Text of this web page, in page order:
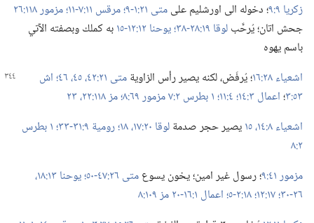
زكريا ٩:‏٩
‏؛‏ دخوله الى اورشليم علىمتى ٢١:‏١-‏٩؛‏ مرقس ١١:‏٧-‏١١؛‏
مزمور ١١٨:‏٢٦
جحش اتان؛‏ يُرحَّبلوقا ١٩:‏٢٨-‏٣٨؛‏ يوحنا ١٢:‏١٢-‏١٥
به كملك وبصفته الآتي
باسم يهوه
اشعياء ٢٨:‏١٦
‏؛‏ يُرفَض،‏ لكنه يصير رأس الزاويةمتى ٢١:‏٤٢،‏
اش
٥٣:‏٣ ‏؛‏اعمال ٣:‏١٤؛‏ مزمور ٦٩:‏٨؛‏
مز ١١٨:‏​٢٢،‏ ٢٣
اشعياء ٨:‏​١٤،‏ ١٥
يصير حجر صدمةلوقا ٢٠:‏​١٧،‏ ١٨؛‏ رومية ٩:‏٣١-‏٣٣؛‏
١ بطرس
٢:‏٨
مزمور ٤١:‏٩
‏؛‏ رسول غير امين؛‏ يخون يسوعمتى ٢٦:‏٤٧-‏٥٠؛‏
يوحنا ١٣:‏١٨،‏
٢٦-‏٣٠؛‏
اعمال ١:‏١٦-‏٢٠
مز ١٠٩:‏٨